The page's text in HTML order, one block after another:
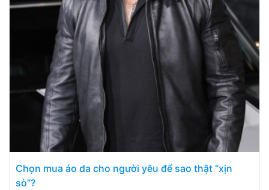
Chọn mua áo da cho người yêu để sao thật “xịn
sò”?